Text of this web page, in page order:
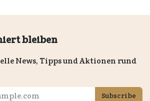
bleiben
News, Tipps und Aktionen rund
Subscribe